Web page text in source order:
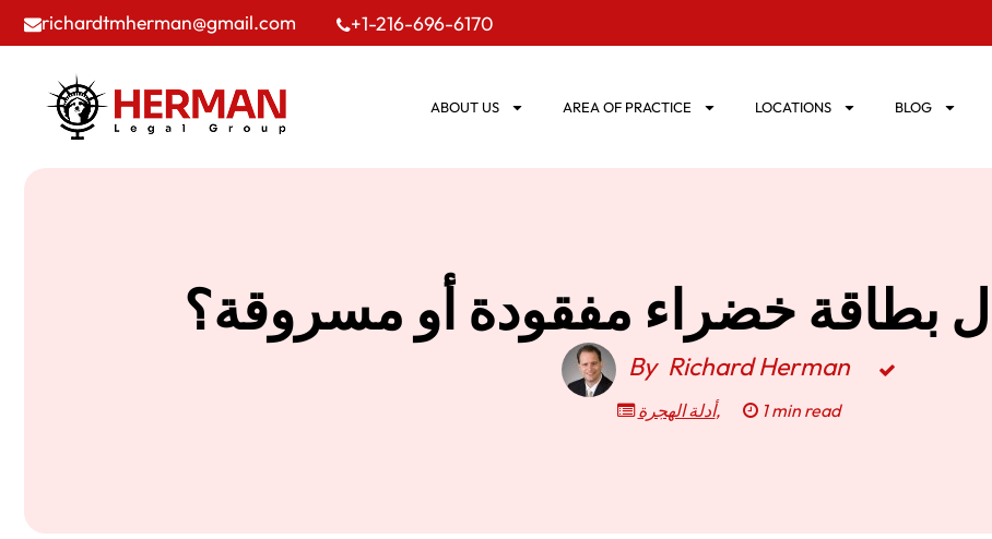
richardtmherman@gmail.com +1-216-696-6170
ABOUT US AREA OF PRACTICE LOCATIONS BLOG
بطاقة خضراء مفقودة أو مسروقة؟
By Richard Herman
أدلة الهجرة, 1 min read